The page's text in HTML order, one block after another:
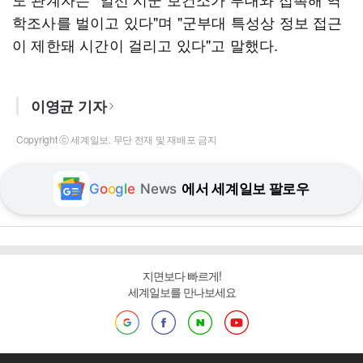
학조사를 벌이고 있다"며 "군부대 특성상 정보 접근
이 제한돼 시간이 걸리고 있다"고 말했다.
이영균 기자
Copyright ⓒ 세계일보. 무단 전재 및 재배포 금지
Google News 에서 세계일보 팔로우
지면보다 빠르게!
세계일보를 만나보세요